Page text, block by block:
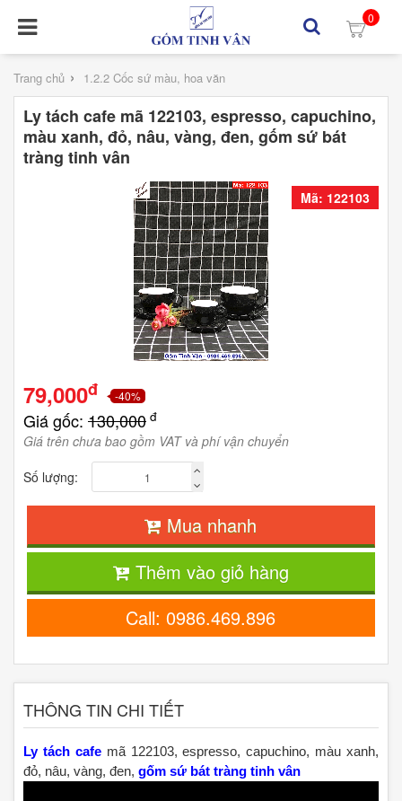
0
Trang chủ › 1.2.2 Cốc sứ màu, hoa văn
Ly tách cafe mã 122103, espresso, capuchino,
màu xanh, đỏ, nâu, vàng, đen, gốm sứ bát
tràng tinh vân
Mã: 122103
79,000đ -40%
Giá gốc: 130,000 đ
Giá trên chưa bao gồm VAT và phí vận chuyển
Số lượng:
Mua nhanh
Thêm vào giỏ hàng
Call: 0986.469.896
THÔNG TIN CHI TIẾT
Ly tách cafemã 122103, espresso, capuchino, màu xanh,
đỏ, nâu, vàng, đen, gốm sứ bát tràng tinh vân